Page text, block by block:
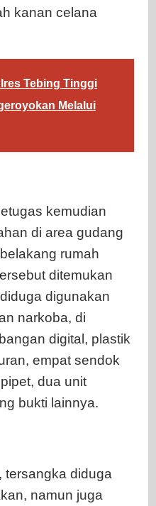
kanan celana
Tebing Tinggi
Melalui
kemudian
di area gudang
rumah
ditemukan
digunakan
narkoba, di
digital, plastik
empat sendok
dua unit
bukti lainnya.
tersangka diduga
namun juga